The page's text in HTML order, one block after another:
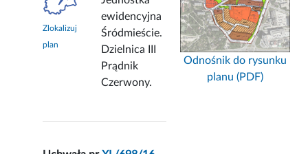
Zlokalizuj
plan
ewidencyjna
Śródmieście.
Dzielnica III
Prądnik
Czerwony.
Odnośnik do rysunku
planu (PDF)